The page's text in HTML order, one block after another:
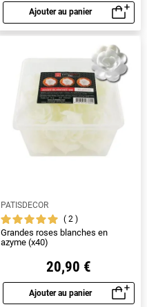
Ajouter au panier
Aperçu rapide
PATISDECOR
2
Grandes roses blanches en
azyme (x40)
20,90 €
Ajouter au panier
Aperçu rapide